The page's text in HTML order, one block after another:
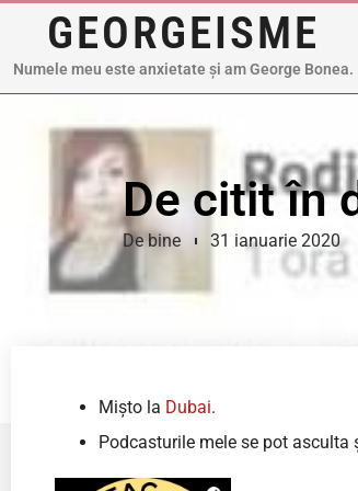
GEORGEISME
Numele meu este anxietate și am George Bonea.
De citit în
De bine 31 ianuarie 2020
Mișto la Dubai.
Podcasturile mele se pot asculta